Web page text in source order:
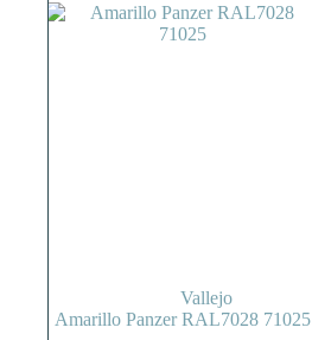
Vallejo
Amarillo Panzer RAL7028 71025